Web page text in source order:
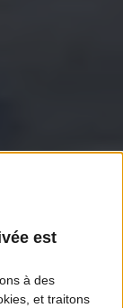
est
à des
et traitons